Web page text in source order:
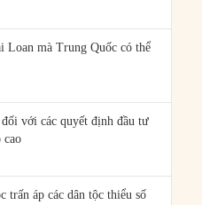
mà Trung Quốc có thể
với các quyết định đầu tư
cao
trấn áp các dân tộc thiểu số